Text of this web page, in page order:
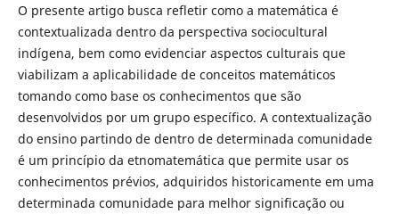
O presente artigo busca refletir como a matemática é
contextualizada dentro da perspectiva sociocultural
indígena, bem como evidenciar aspectos culturais que
viabilizam a aplicabilidade de conceitos matemáticos
tomando como base os conhecimentos que são
desenvolvidos por um grupo específico. A contextualização
do ensino partindo de dentro de determinada comunidade
é um princípio da etnomatemática que permite usar os
conhecimentos prévios, adquiridos historicamente em uma
determinada comunidade para melhor significação ou